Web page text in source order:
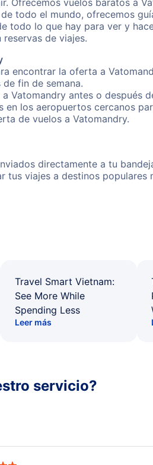
Ofrecemos vuelos baratos a
todo el mundo, ofrecemos
todo lo que hay para ver y
de viajes.
encontrar la oferta a
fin de semana.
Vatomandry antes o después
los aeropuertos cercanos
de vuelos a Vatomandry.
directamente a tu
viajes a destinos populares
Travel Smart Vietnam:
See More While
Spending Less
Leer más
servicio?